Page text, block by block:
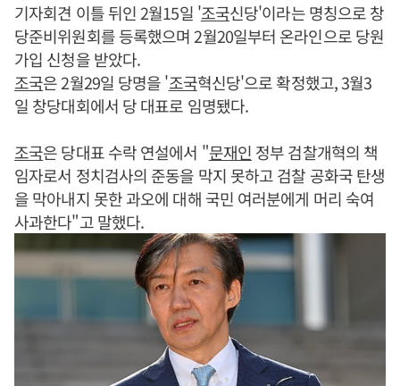
기자회견 이틀 뒤인 2월15일 '조국신당'이라는 명칭으로 창
당준비위원회를 등록했으며 2월20일부터 온라인으로 당원
가입 신청을 받았다.
조국은 2월29일 당명을 '조국혁신당'으로 확정했고, 3월3
일 창당대회에서 당 대표로 임명됐다.
조국은 당대표 수락 연설에서 "문재인 정부 검찰개혁의 책
임자로서 정치검사의 준동을 막지 못하고 검찰 공화국 탄생
을 막아내지 못한 과오에 대해 국민 여러분에게 머리 숙여
사과한다"고 말했다.